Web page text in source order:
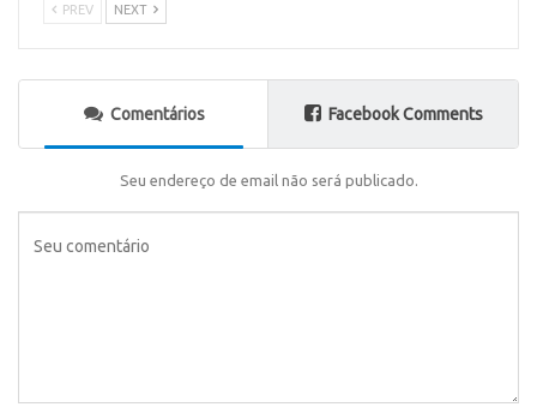
PREV NEXT
Comentários Facebook Comments
Seu endereço de email não será publicado.